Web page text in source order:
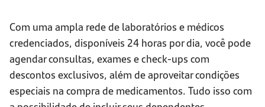
Com uma ampla rede de laboratórios e médicos
credenciados, disponíveis 24 horas por dia, você pode
agendar consultas, exames e check-ups com
descontos exclusivos, além de aproveitar condições
especiais na compra de medicamentos. Tudo isso com